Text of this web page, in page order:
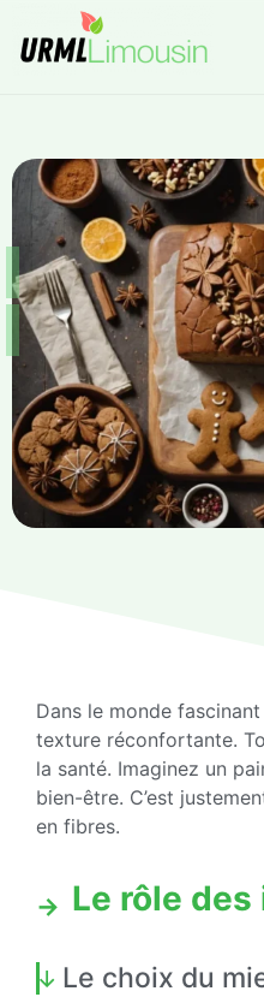
Dans le monde
texture réconfortante.
la santé. Imaginez un
bien-être. C’est
en fibres.
Le rôle
Le choix du